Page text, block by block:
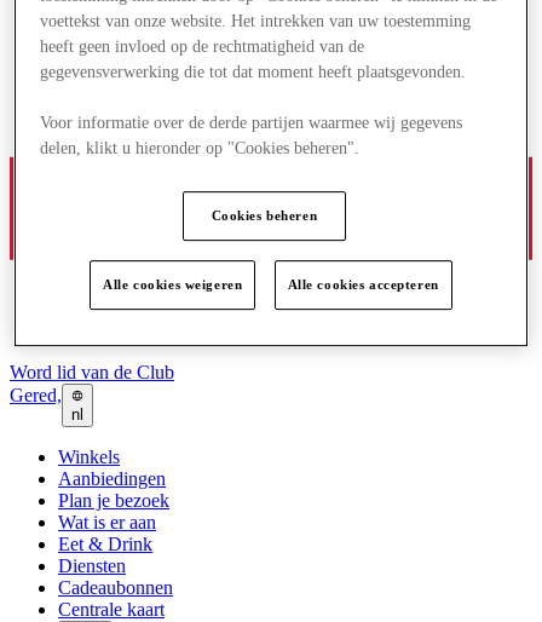
Word lid van de Club
Gered,
nl
Winkels
Aanbiedingen
Plan je bezoek
Wat is er aan
Eet & Drink
Diensten
Cadeaubonnen
Centrale kaart
voettekst van onze website. Het intrekken van uw toestemming
heeft geen invloed op de rechtmatigheid van de
gegevensverwerking die tot dat moment heeft plaatsgevonden.
Voor informatie over de derde partijen waarmee wij gegevens
delen, klikt u hieronder op "Cookies beheren".
Cookies beheren
Alle cookies weigeren Alle cookies accepteren